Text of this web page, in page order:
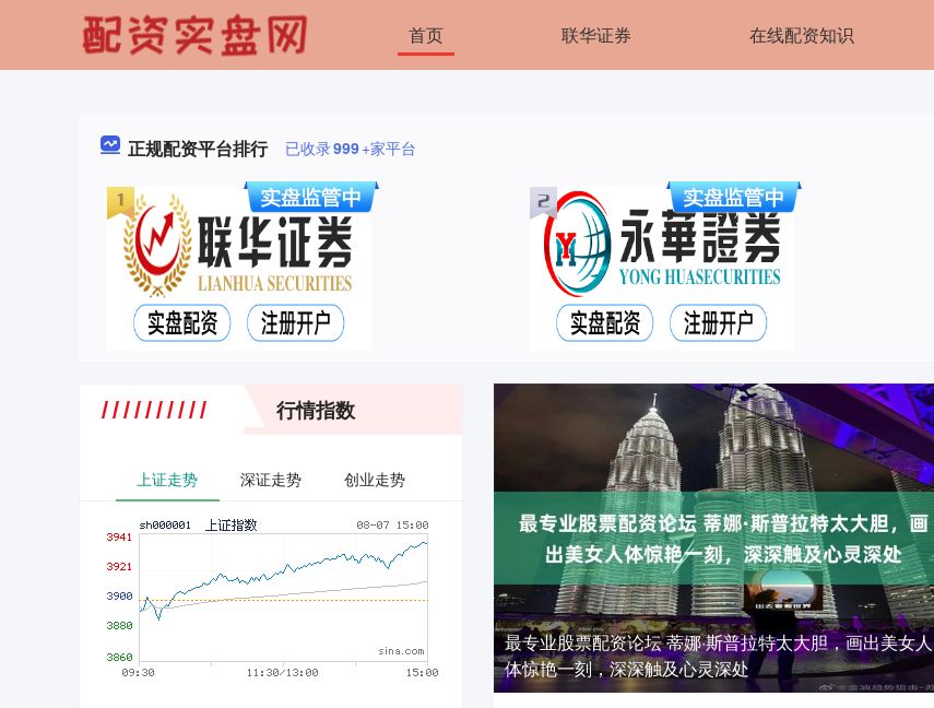
首页 联华证券 在线配资知识
正规配资平台排行 已收录999+家平台
最专业股票配资论坛 蒂娜·斯普拉特太大胆，画出美女人
体惊艳一刻，深深触及心灵深处
行情指数
上证走势 深证走势 创业走势